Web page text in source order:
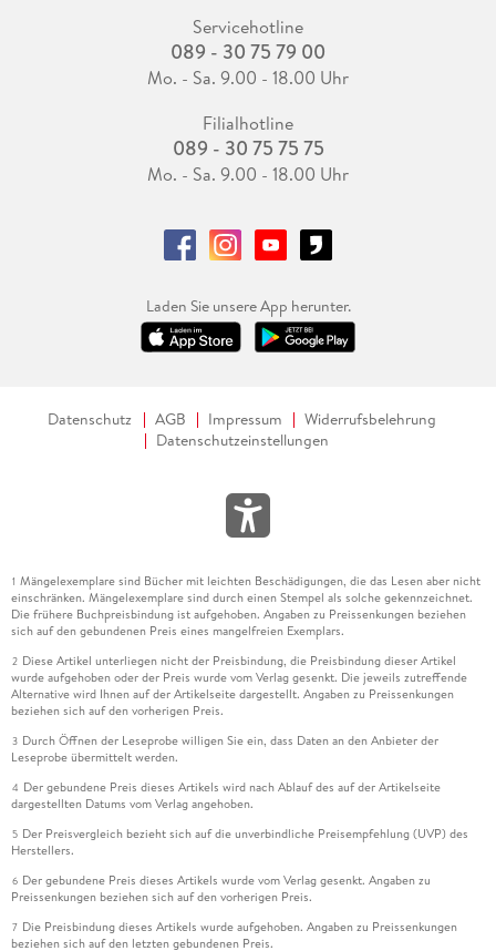
Servicehotline
089 - 30 75 79 00
Mo. - Sa. 9.00 - 18.00 Uhr
Filialhotline
089 - 30 75 75 75
Mo. - Sa. 9.00 - 18.00 Uhr
Laden Sie unsere App herunter.
Datenschutz AGB Impressum
Widerrufsbelehrung
Datenschutzeinstellungen
1 Mängelexemplare sind Bücher mit leichten Beschädigungen, die das Lesen aber nicht
einschränken. Mängelexemplare sind durch einen Stempel als solche gekennzeichnet.
Die frühere Buchpreisbindung ist aufgehoben. Angaben zu Preissenkungen beziehen
sich auf den gebundenen Preis eines mangelfreien Exemplars.
2 Diese Artikel unterliegen nicht der Preisbindung, die Preisbindung dieser Artikel
wurde aufgehoben oder der Preis wurde vom Verlag gesenkt. Die jeweils zutreffende
Alternative wird Ihnen auf der Artikelseite dargestellt. Angaben zu Preissenkungen
beziehen sich auf den vorherigen Preis.
3 Durch Öffnen der Leseprobe willigen Sie ein, dass Daten an den Anbieter der
Leseprobe übermittelt werden.
4 Der gebundene Preis dieses Artikels wird nach Ablauf des auf der Artikelseite
dargestellten Datums vom Verlag angehoben.
5 Der Preisvergleich bezieht sich auf die unverbindliche Preisempfehlung (UVP) des
Herstellers.
6 Der gebundene Preis dieses Artikels wurde vom Verlag gesenkt. Angaben zu
Preissenkungen beziehen sich auf den vorherigen Preis.
7 Die Preisbindung dieses Artikels wurde aufgehoben. Angaben zu Preissenkungen
beziehen sich auf den letzten gebundenen Preis.